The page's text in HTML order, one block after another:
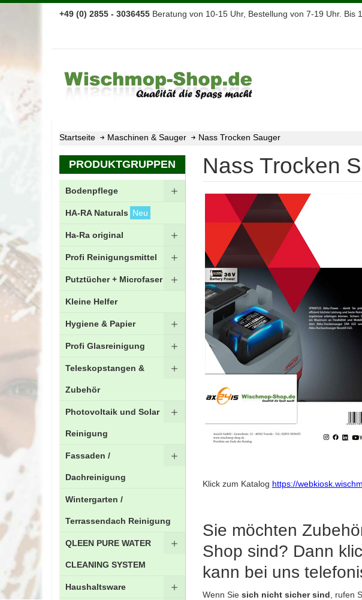
+49 (0) 2855 - 3036455 Beratung von 10-15 Uhr, Bestellung von 7-19 Uhr. Bis
Startseite Maschinen & Sauger Nass Trocken Sauger
Nass Trocken
Klick zum Katalog https://
Sie möchten
Shop sind? Dann
kann bei uns
Wenn Sie sich nicht sicher sind , rufen
PRODUKTGRUPPEN
Bodenpflege
HA-RA Naturals Neu
Ha-Ra original
Profi Reinigungsmittel
Putztücher + Microfaser
Kleine Helfer
Hygiene & Papier
Profi Glasreinigung
Teleskopstangen &
Zubehör
Photovoltaik und Solar
Reinigung
Fassaden /
Dachreinigung
Wintergarten /
Terrassendach Reinigung
QLEEN PURE WATER
CLEANING SYSTEM
Haushaltsware